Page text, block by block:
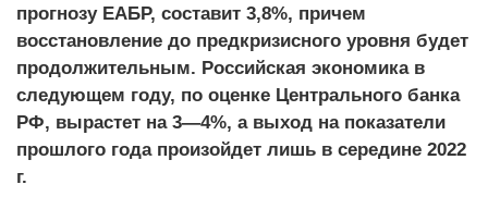
прогнозу ЕАБР, составит 3,8%, причем
восстановление до предкризисного уровня будет
продолжительным. Российская экономика в
следующем году, по оценке Центрального банка
РФ, вырастет на 3—4%, а выход на показатели
прошлого года произойдет лишь в середине 2022
г.